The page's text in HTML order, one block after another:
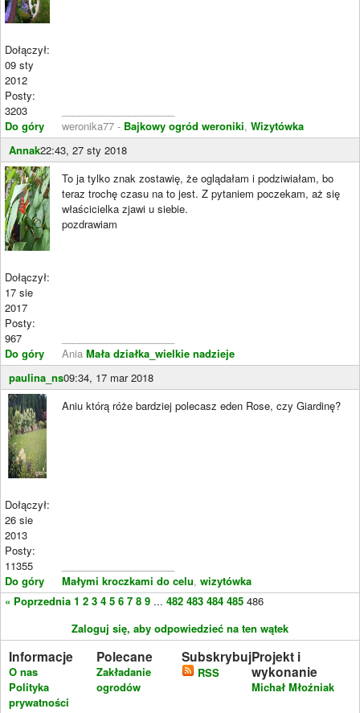
Dołączył:
09 sty
2012
Posty:
3203
Do góry
weronika77 - Bajkowy ogród weroniki, Wizytówka
Annak22:43, 27 sty 2018
Dołączył:
17 sie
2017
Posty:
967
Do góry
To ja tylko znak zostawię, że oglądałam i podziwiałam, bo
teraz trochę czasu na to jest. Z pytaniem poczekam, aż się
właścicielka zjawi u siebie.
pozdrawiam
Ania Mała działka_wielkie nadzieje
paulina_ns09:34, 17 mar 2018
Dołączył:
26 sie
2013
Posty:
11355
Do góry
Aniu którą róże bardziej polecasz eden Rose, czy Giardinę?
Małymi kroczkami do celu, wizytówka
« Poprzednia 1 2 3 4 5 6 7 8 9 ... 482 483 484 485 486
Zaloguj się, aby odpowiedzieć na ten wątek
Informacje
O nas
Polityka
prywatności
Polecane
Zakładanie
ogrodów
Subskrybuj
RSS
Projekt i
wykonanie
Michał Młoźniak